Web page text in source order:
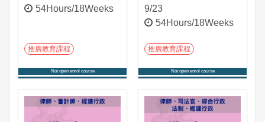
54Hours/18Weeks
推廣教育課程
Not open enrol course
9/23
54Hours/18Weeks
推廣教育課程
Not open enrol course